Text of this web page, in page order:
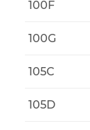
100F
100G
105C
105D